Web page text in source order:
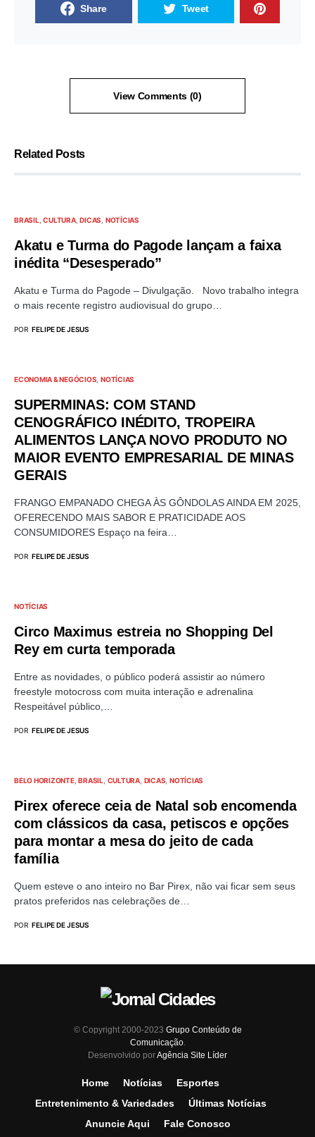
Share Tweet
View Comments (0)
Related Posts
BRASIL CULTURA DICAS NOTÍCIAS
Akatu e Turma do Pagode lançam a faixa
inédita “Desesperado”
Akatu e Turma do Pagode – Divulgação. Novo trabalho integra
o mais recente registro audiovisual do grupo…
POR FELIPE DE JESUS
ECONOMIA & NEGÓCIOS NOTÍCIAS
SUPERMINAS: COM STAND
CENOGRÁFICO INÉDITO, TROPEIRA
ALIMENTOS LANÇA NOVO PRODUTO NO
MAIOR EVENTO EMPRESARIAL DE MINAS
GERAIS
FRANGO EMPANADO CHEGA ÀS GÔNDOLAS AINDA EM 2025,
OFERECENDO MAIS SABOR E PRATICIDADE AOS
CONSUMIDORES Espaço na feira…
POR FELIPE DE JESUS
NOTÍCIAS
Circo Maximus estreia no Shopping Del
Rey em curta temporada
Entre as novidades, o público poderá assistir ao número
freestyle motocross com muita interação e adrenalina
Respeitável público,…
POR FELIPE DE JESUS
BELO HORIZONTE BRASIL CULTURA DICAS NOTÍCIAS
Pirex oferece ceia de Natal sob encomenda
com clássicos da casa, petiscos e opções
para montar a mesa do jeito de cada
família
Quem esteve o ano inteiro no Bar Pirex, não vai ficar sem seus
pratos preferidos nas celebrações de…
POR FELIPE DE JESUS
© Copyright 2000-2023 Grupo Conteúdo de
Comunicação.
Desenvolvido porAgência Site Líder
Home Notícias
Esportes
Entretenimento & Variedades
Últimas Notícias
Anuncie Aqui
Fale Conosco